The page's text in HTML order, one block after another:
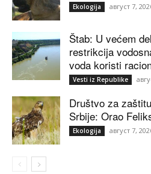
Ekologija август 7,
Štab: U većem
restrikcija
voda koristi
Vesti iz Republike
Društvo za
Srbije: Orao
Ekologija август 7,